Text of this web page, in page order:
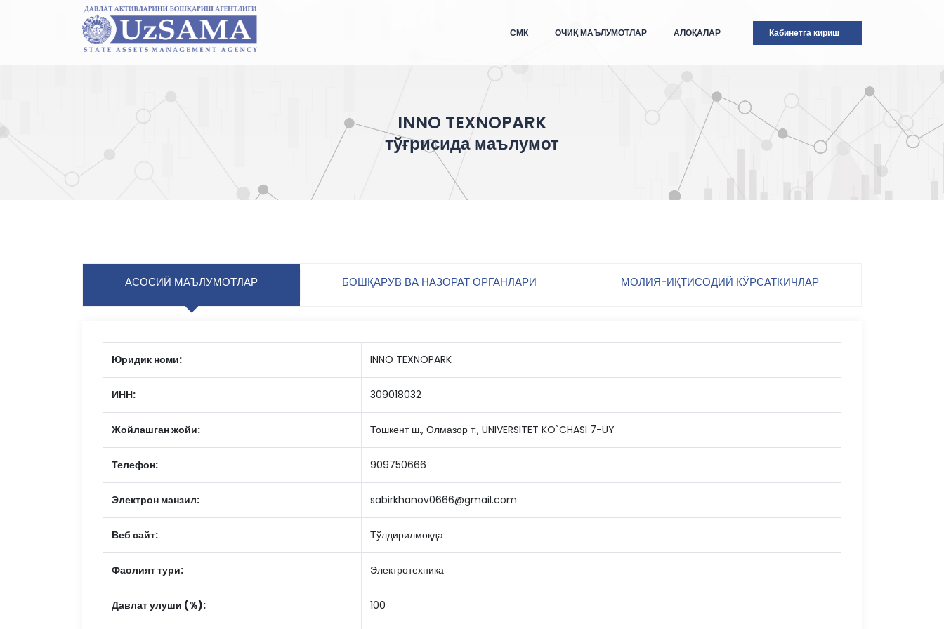
Кабинетга кириш
СМК ОЧИҚ МАЪЛУМОТЛАР АЛОҚАЛАР
INNO TEXNOPARK
тўғрисида маълумот
АСОСИЙ МАЪЛУМОТЛАР БОШҚАРУВ ВА НАЗОРАТ ОРГАНЛАРИ МОЛИЯ-ИҚТИСОДИЙ КЎРСАТКИЧЛАР
Юридик номи: INNO TEXNOPARK
ИНН: 309018032
Жойлашган жойи: Тошкент ш., Олмазор т., UNIVERSITET KO`CHASI 7-UY
Телефон: 909750666
Электрон манзил: sabirkhanov0666@gmail.com
Веб сайт: Тўлдирилмоқда
Фаолият тури: Электротехника
Давлат улуши (%): 100